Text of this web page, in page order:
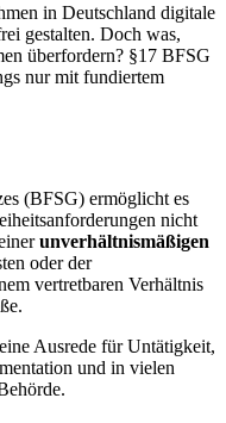
in Deutschland digitale
gestalten. Doch was,
überfordern? §17 BFSG
nur mit fundiertem
(BFSG) ermöglicht es
nicht
unverhältnismäßigen
oder der
vertretbaren Verhältnis
Ausrede für Untätigkeit,
und in vielen